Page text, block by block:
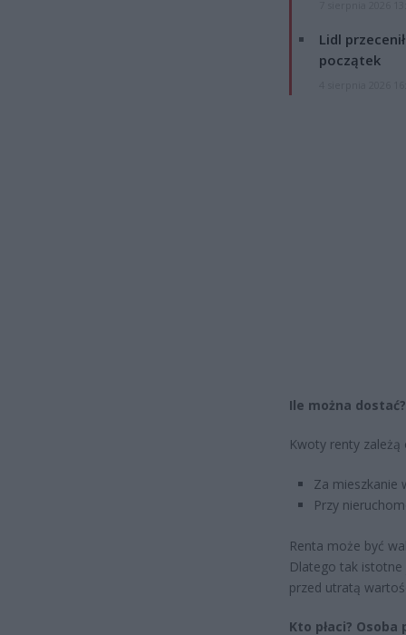
Lidl
początek
Ile można
Kwoty renty zależą
Za mieszkanie
Przy
Renta może być
Dlatego tak
przed utratą
Kto płaci?